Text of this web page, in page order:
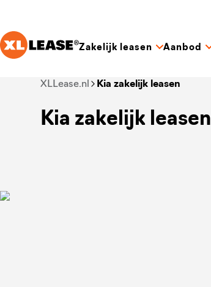
Zakelijk leasen Aanbod
Je bent nu voorbij het hoofdmenu
XLLease.nl Kia zakelijk leasen
Kia zakelijk leasen